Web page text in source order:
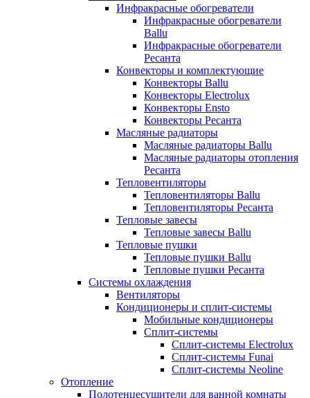
Инфракрасные обогреватели
Инфракрасные обогреватели
Ballu
Инфракрасные обогреватели
Ресанта
Конвекторы и комплектующие
Конвекторы Ballu
Конвекторы Electrolux
Конвекторы Ensto
Конвекторы Ресанта
Масляные радиаторы
Масляные радиаторы Ballu
Масляные радиаторы отопления
Ресанта
Тепловентиляторы
Тепловентиляторы Ballu
Тепловентиляторы Ресанта
Тепловые завесы
Тепловые завесы Ballu
Тепловые пушки
Тепловые пушки Ballu
Тепловые пушки Ресанта
Системы охлаждения
Вентиляторы
Кондиционеры и сплит-системы
Мобильные кондиционеры
Сплит-системы
Сплит-системы Electrolux
Сплит-системы Funai
Сплит-системы Neoline
Отопление
Полотенцесушители для ванной комнаты